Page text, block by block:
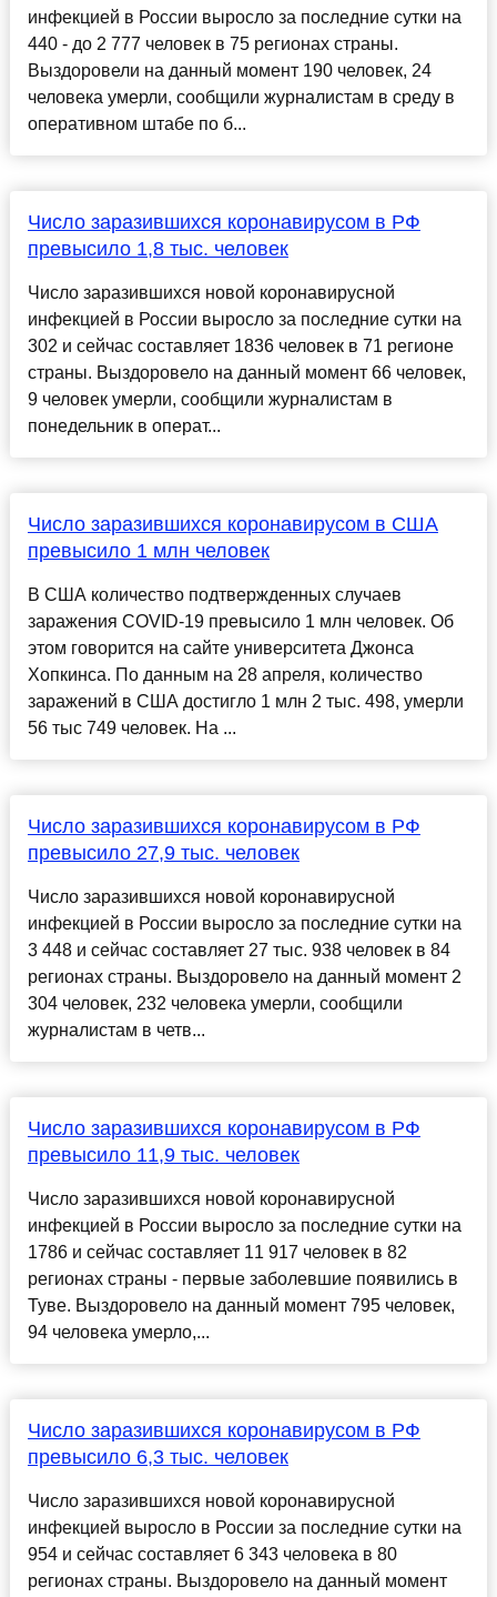
инфекцией в России выросло за последние сутки на
440 - до 2 777 человек в 75 регионах страны.
Выздоровели на данный момент 190 человек, 24
человека умерли, сообщили журналистам в среду в
оперативном штабе по б...
Число заразившихся коронавирусом в РФ
превысило 1,8 тыс. человек
Число заразившихся новой коронавирусной
инфекцией в России выросло за последние сутки на
302 и сейчас составляет 1836 человек в 71 регионе
страны. Выздоровело на данный момент 66 человек,
9 человек умерли, сообщили журналистам в
понедельник в операт...
Число заразившихся коронавирусом в США
превысило 1 млн человек
В США количество подтвержденных случаев
заражения COVID-19 превысило 1 млн человек. Об
этом говорится на сайте университета Джонса
Хопкинса. По данным на 28 апреля, количество
заражений в США достигло 1 млн 2 тыс. 498, умерли
56 тыс 749 человек. На ...
Число заразившихся коронавирусом в РФ
превысило 27,9 тыс. человек
Число заразившихся новой коронавирусной
инфекцией в России выросло за последние сутки на
3 448 и сейчас составляет 27 тыс. 938 человек в 84
регионах страны. Выздоровело на данный момент 2
304 человек, 232 человека умерли, сообщили
журналистам в четв...
Число заразившихся коронавирусом в РФ
превысило 11,9 тыс. человек
Число заразившихся новой коронавирусной
инфекцией в России выросло за последние сутки на
1786 и сейчас составляет 11 917 человек в 82
регионах страны - первые заболевшие появились в
Туве. Выздоровело на данный момент 795 человек,
94 человека умерло,...
Число заразившихся коронавирусом в РФ
превысило 6,3 тыс. человек
Число заразившихся новой коронавирусной
инфекцией выросло в России за последние сутки на
954 и сейчас составляет 6 343 человека в 80
регионах страны. Выздоровело на данный момент